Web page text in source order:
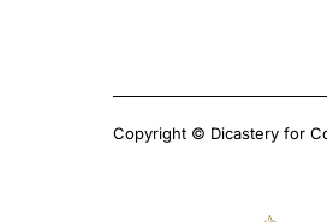
Copyright © Dicastery for